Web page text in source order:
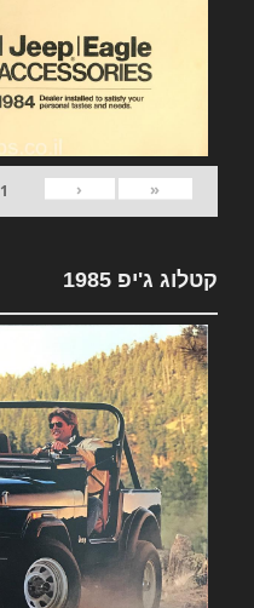
«
‹
1
קטלוג ג'יפ 1985